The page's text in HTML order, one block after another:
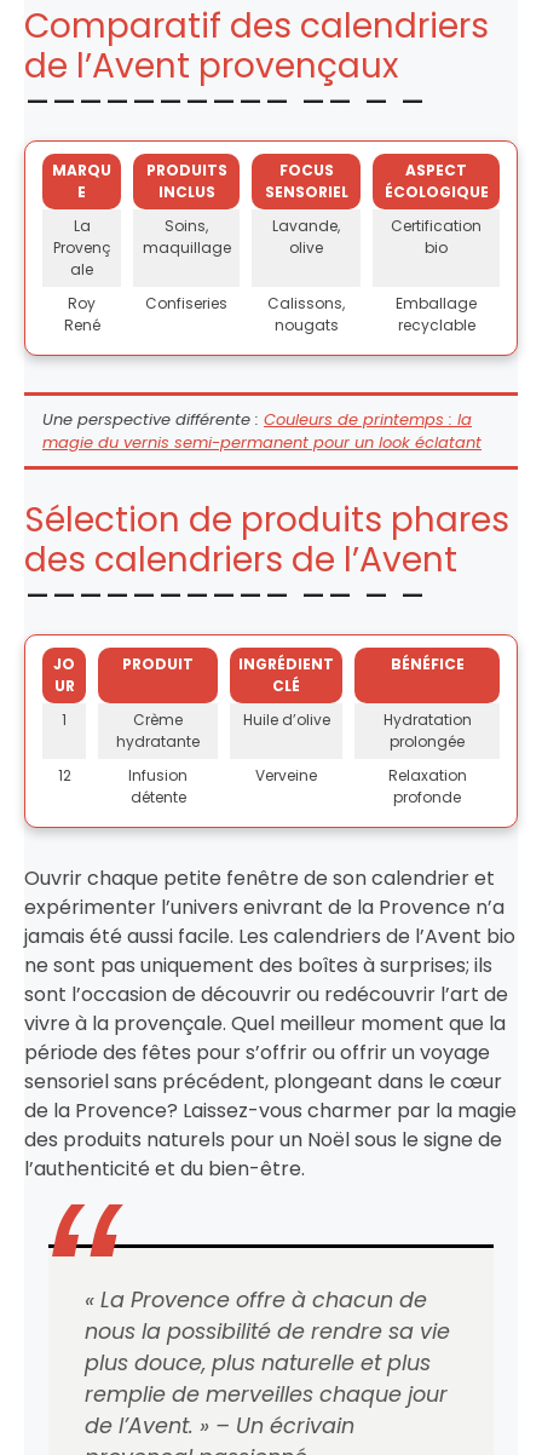
Comparatif des calendriers
de l’Avent provençaux
MARQU
E
PRODUITS
INCLUS
FOCUS
SENSORIEL
ASPECT
ÉCOLOGIQUE
La
Provenç
ale
Soins,
maquillage
Lavande,
olive
Certification
bio
Roy
René
Confiseries
Calissons,
nougats
Emballage
recyclable
Une perspective différente : Couleurs de printemps : la
magie du vernis semi-permanent pour un look éclatant
Sélection de produits phares
des calendriers de l’Avent
JO
UR
PRODUIT
INGRÉDIENT
CLÉ
BÉNÉFICE
1
Crème
hydratante
Huile d’olive
Hydratation
prolongée
12
Infusion
détente
Verveine
Relaxation
profonde
Ouvrir chaque petite fenêtre de son calendrier et
expérimenter l’univers enivrant de la Provence n’a
jamais été aussi facile. Les calendriers de l’Avent bio
ne sont pas uniquement des boîtes à surprises; ils
sont l’occasion de découvrir ou redécouvrir l’art de
vivre à la provençale. Quel meilleur moment que la
période des fêtes pour s’offrir ou offrir un voyage
sensoriel sans précédent, plongeant dans le cœur
de la Provence? Laissez-vous charmer par la magie
des produits naturels pour un Noël sous le signe de
l’authenticité et du bien-être.
« La Provence offre à chacun de
nous la possibilité de rendre sa vie
plus douce, plus naturelle et plus
remplie de merveilles chaque jour
de l’Avent. » – Un écrivain